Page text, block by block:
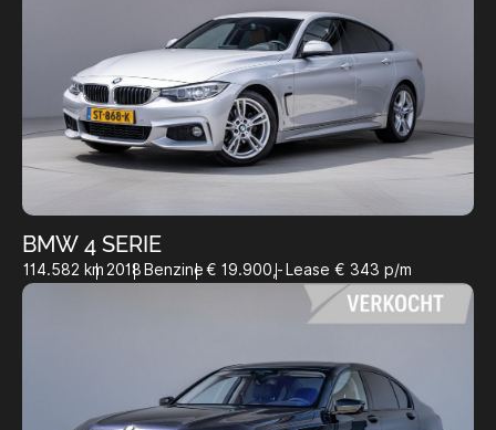
BMW 4 SERIE
114.582 km 2018 Benzine€ 19.900,- Lease € 343 p/m